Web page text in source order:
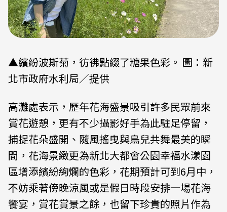
▲繽紛波斯菊，彷彿點綴了糖果色彩。 圖：新
北市政府水利局／提供
高灘處表示，歷年花海盛景吸引許多民眾前來
賞花遊憩，更有不少攝影好手為此駐足停留，
捕捉花朵盛開、隨風搖曳與鳥兒共舞最美的瞬
間，花海景緻更為新北大都會公園幸福水漾園
區增添繽紛絢爛的色彩，花期預計可到6月中，
不妨乘著傍晚涼風或是假日時段安排一場花海
饗宴，賞花賞景之餘，也留下珍貴的照片作為